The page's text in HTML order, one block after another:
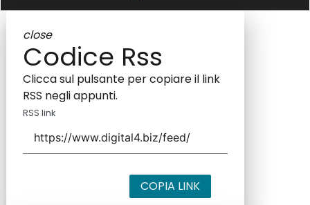
close
Codice Rss
Clicca sul pulsante per copiare il link
RSS negli appunti.
RSS link
COPIA LINK